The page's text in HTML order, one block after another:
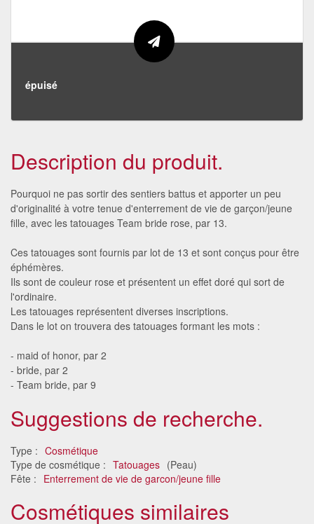
épuisé
Description du produit.
Pourquoi ne pas sortir des sentiers battus et apporter un peu
d'originalité à votre tenue d'enterrement de vie de garçon/jeune
fille, avec les tatouages Team bride rose, par 13.
Ces tatouages sont fournis par lot de 13 et sont conçus pour être
éphémères.
Ils sont de couleur rose et présentent un effet doré qui sort de
l'ordinaire.
Les tatouages représentent diverses inscriptions.
Dans le lot on trouvera des tatouages formant les mots :
- maid of honor, par 2
- bride, par 2
- Team bride, par 9
Suggestions de recherche.
Type : Cosmétique
Type de cosmétique : Tatouages (Peau)
Fête : Enterrement de vie de garcon/jeune fille
Cosmétiques similaires